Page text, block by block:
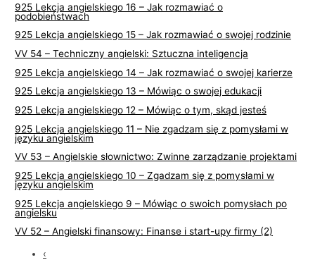
925 Lekcja angielskiego 16 – Jak rozmawiać o
podobieństwach
925 Lekcja angielskiego 15 – Jak rozmawiać o swojej rodzinie
VV 54 – Techniczny angielski: Sztuczna inteligencja
925 Lekcja angielskiego 14 – Jak rozmawiać o swojej karierze
925 Lekcja angielskiego 13 – Mówiąc o swojej edukacji
925 Lekcja angielskiego 12 – Mówiąc o tym, skąd jesteś
925 Lekcja angielskiego 11 – Nie zgadzam się z pomysłami w
języku angielskim
VV 53 – Angielskie słownictwo: Zwinne zarządzanie projektami
925 Lekcja angielskiego 10 – Zgadzam się z pomysłami w
języku angielskim
925 Lekcja angielskiego 9 – Mówiąc o swoich pomysłach po
angielsku
VV 52 – Angielski finansowy: Finanse i start-upy firmy (2)
‹